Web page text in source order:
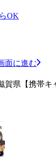
OK
面に進む
賀県【携帯キ